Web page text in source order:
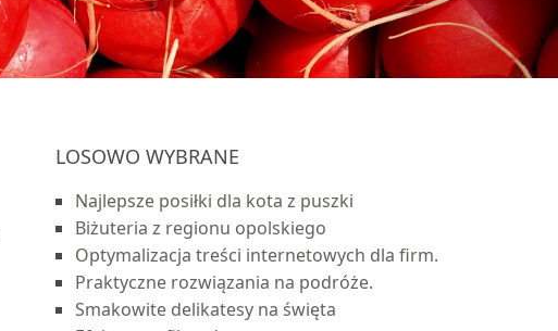
LOSOWO WYBRANE
Najlepsze posiłki dla kota z puszki
Biżuteria z regionu opolskiego
Optymalizacja treści internetowych dla firm.
Praktyczne rozwiązania na podróże.
Smakowite delikatesy na święta